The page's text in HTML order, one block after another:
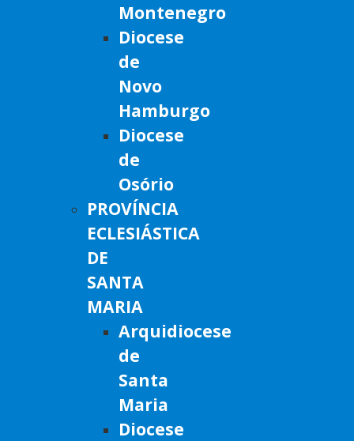
Montenegro
Diocese
de
Novo
Hamburgo
Diocese
de
Osório
PROVÍNCIA
ECLESIÁSTICA
DE
SANTA
MARIA
Arquidiocese
de
Santa
Maria
Diocese